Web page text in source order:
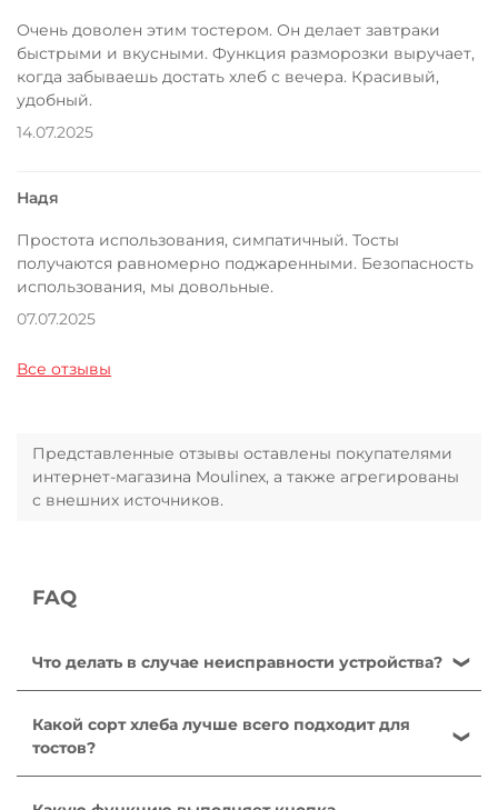
Очень доволен этим тостером. Он делает завтраки
быстрыми и вкусными. Функция разморозки выручает,
когда забываешь достать хлеб с вечера. Красивый,
удобный.
14.07.2025
Надя
Простота использования, симпатичный. Тосты
получаются равномерно поджаренными. Безопасность
использования, мы довольные.
07.07.2025
Все отзывы
Представленные отзывы оставлены покупателями
интернет-магазина Moulinex, а также агрегированы
с внешних источников.
FAQ
Что делать в случае неисправности устройства?
прибора в руководстве пользователя убедитесь,
что электрическая розетка находится в рабочем
состоянии, подключив к ней другое устройство.
Какой сорт хлеба лучше всего подходит для
тостов?